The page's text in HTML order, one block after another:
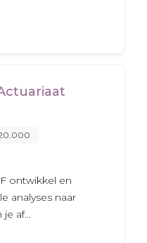
ontwikkel en
analyses naar
af...